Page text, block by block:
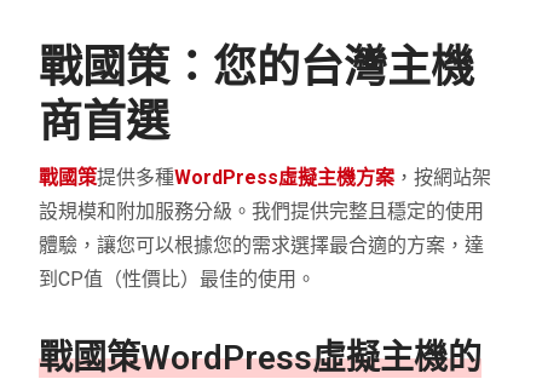
贈送服務
Elementor網站設計編輯器外掛
電子報系統
LiteSpeed Web Server網頁伺服器
戰國策：您的台灣主機
商首選
戰國策提供多種WordPress虛擬主機方案 ，按網站架
設規模和附加服務分級。我們提供完整且穩定的使用
體驗，讓您可以根據您的需求選擇最合適的方案，達
到CP值（性價比）最佳的使用。
戰國策WordPress虛擬主機的